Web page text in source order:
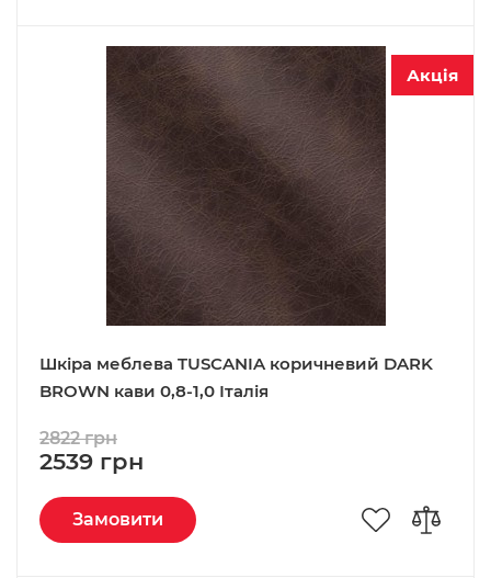
Акція
Шкіра меблева TUSCANIA коричневий DARK
BROWN кави 0,8-1,0 Італія
2539 грн
2822 грн
Замовити